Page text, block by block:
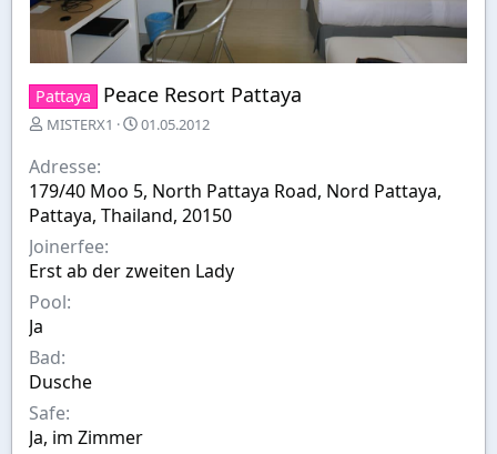
Pattaya Peace Resort Pattaya
E
s
t
e
l
l
r
MISTERX1
E
t
e
l
a
01.05.2012
Adresse
179/40 Moo 5, North Pattaya Road, Nord Pattaya,
Pattaya, Thailand, 20150
Joinerfee
Erst ab der zweiten Lady
Pool
Ja
Bad
Dusche
Safe
Ja, im Zimmer